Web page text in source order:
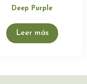
Deep Purple
Leer más